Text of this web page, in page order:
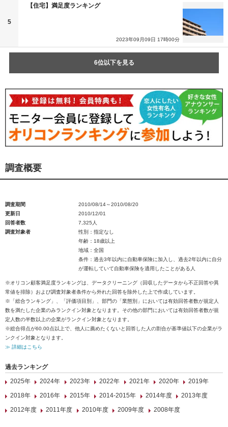
5
【住宅】満足度ランキング
2023年09月09日 17時00分
6位以下を見る
調査概要
調査期間
2010/08/14～2010/08/20
更新日
2010/12/01
回答者数
7,325人
調査対象者
性別：指定なし
年齢：18歳以上
地域：全国
条件：過去3年以内に自動車保険に加入し、過去2年以内に自分
が運転していて自動車保険を適用したことがある人
※オリコン顧客満足度ランキングは、データクリーニング（回収したデータから不正回答や異
常値を排除）および調査対象者条件から外れた回答を除外した上で作成しています。
※「総合ランキング」、「評価項目別」、部門の「業態別」においては有効回答者数が規定人
数を満たした企業のみランクイン対象となります。その他の部門においては有効回答者数が規
定人数の半数以上の企業がランクイン対象となります。
※総合得点が60.00点以上で、他人に薦めたくないと回答した人の割合が基準値以下の企業がラ
ンクイン対象となります。
≫ 詳細はこちら
過去ランキング
2025年
2024年 2023年 2022年 2021年 2020年
2019年
2018年
2016年 2015年 2014-2015年 2014年度
2013年度
2012年度
2011年度 2010年度 2009年度 2008年度